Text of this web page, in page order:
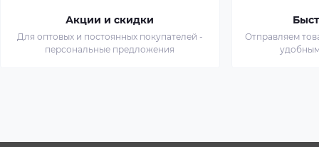
Акции и скидки
Для оптовых и постоянных покупателей -
персональные предложения
Отправляем